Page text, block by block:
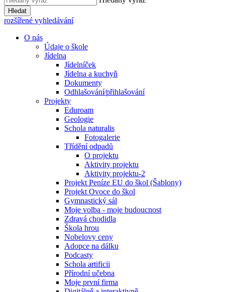
Hledat
rozšířené vyhledávání
O nás
Údaje o škole
Jídelna
Jídelníček
Jídelna a kuchyň
Dokumenty
Odhlašování⁄přihlašování
Projekty
Eduroam
Geologie
Schola naturalis
Fotogalerie
Třídění odpadů
O projektu
Aktivity projektu
Aktivity projektu-2
Projekt Peníze EU do škol (Šablony)
Projekt Ovoce do škol
Gymnastický sál
Moje volba - moje budoucnost
Zdravá chodidla
Škola hrou
Nobelovy ceny
Adopce na dálku
Podcasty
Schola artificii
Přírodní učebna
Moje první firma